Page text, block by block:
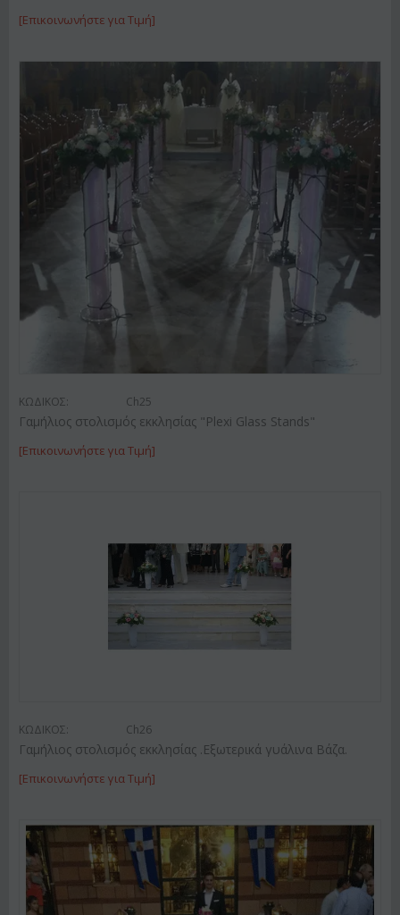
[Επικοινωνήστε για Τιμή]
ΚΩΔΙΚΟΣ: Ch25
Γαμήλιος στολισμός εκκλησίας "Plexi Glass Stands"
[Επικοινωνήστε για Τιμή]
ΚΩΔΙΚΟΣ: Ch26
Γαμήλιος στολισμός εκκλησίας .Εξωτερικά γυάλινα Βάζα.
[Επικοινωνήστε για Τιμή]